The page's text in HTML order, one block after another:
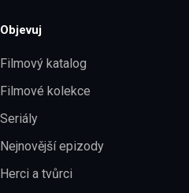
Objevuj
Filmový katalog
Filmové kolekce
Seriály
Nejnovější epizody
Herci a tvůrci